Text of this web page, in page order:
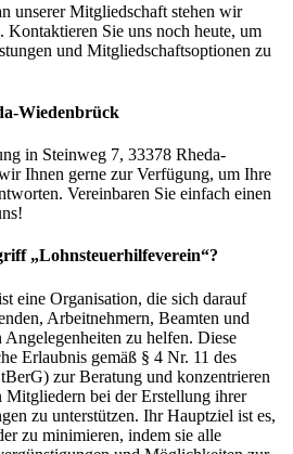
unserer Mitgliedschaft stehen wir
Kontaktieren Sie uns noch heute, um
und Mitgliedschaftsoptionen zu
Wiedenbrück
in Steinweg 7, 33378 Rheda-
Ihnen gerne zur Verfügung, um Ihre
Vereinbaren Sie einfach einen
„Lohnsteuerhilfeverein“?
eine Organisation, die sich darauf
Arbeitnehmern, Beamten und
Angelegenheiten zu helfen. Diese
Erlaubnis gemäß § 4 Nr. 11 des
zur Beratung und konzentrieren
Mitgliedern bei der Erstellung ihrer
zu unterstützen. Ihr Hauptziel ist es,
zu minimieren, indem sie alle